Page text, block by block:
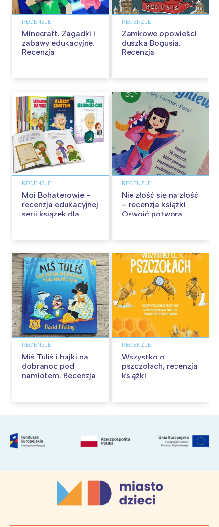
RECENZJE
Minecraft. Zagadki i
zabawy edukacyjne.
Recenzja
RECENZJE
Zamkowe opowieści
duszka Bogusia.
Recenzja
RECENZJE
Moi Bohaterowie –
recenzja edukacyjnej
serii książek dla
RECENZJE
Nie złość się na złość
– recenzja książki
Oswoić potwora
RECENZJE
Miś Tuliś i bajki na
dobranoc pod
namiotem. Recenzja
RECENZJE
Wszystko o
pszczołach, recenzja
książki